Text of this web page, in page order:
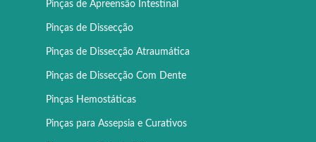
Pinças de Apreensão Intestinal
Pinças de Dissecção
Pinças de Dissecção Atraumática
Pinças de Dissecção Com Dente
Pinças Hemostáticas
Pinças para Assepsia e Curativos